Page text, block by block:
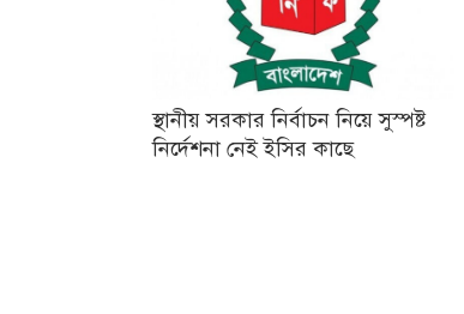
স্থানীয় সরকার নির্বাচন নিয়ে সুস্পষ্ট
নির্দেশনা নেই ইসির কাছে